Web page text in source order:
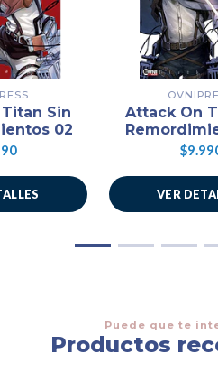
Sin
02
Attack On
VER
Puede que te
Productos